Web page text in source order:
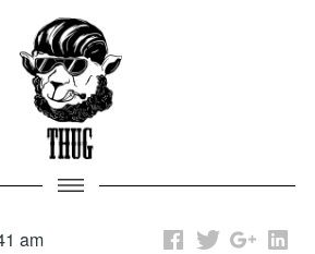
am